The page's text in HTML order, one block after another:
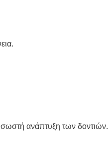
σωστή ανάπτυξη των δοντιών.